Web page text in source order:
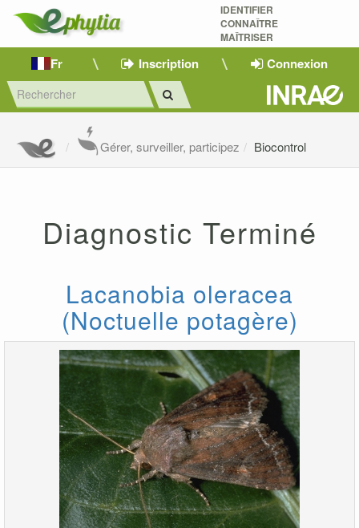
IDENTIFIER
CONNAÎTRE
MAÎTRISER
Fr Inscription Connexion
Gérer, surveiller, participez Biocontrol
Diagnostic Terminé
Lacanobia oleracea
(Noctuelle potagère)